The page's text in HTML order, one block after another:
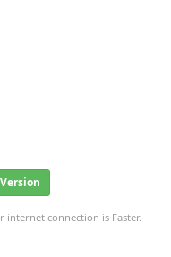
connection is Faster.